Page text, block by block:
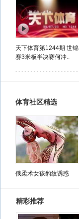
天下体育第1244期 世锦
赛3米板半决赛何冲..
体育社区精选
俄柔术女孩豹纹诱惑
精彩推荐